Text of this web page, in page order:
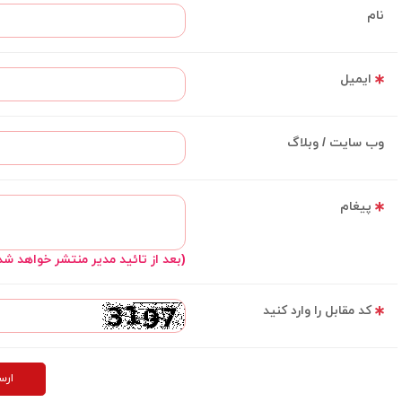
نام
ایمیل
وب سایت / وبلاگ
پیغام
(بعد از تائید مدیر منتشر خواهد
کد مقابل را وارد کنید